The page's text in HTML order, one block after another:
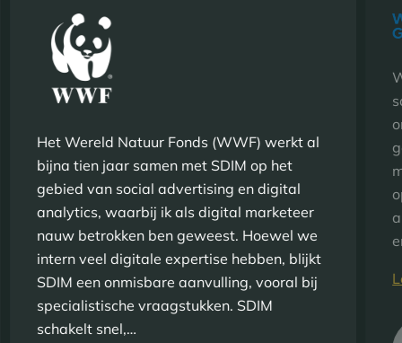
Het Wereld Natuur Fonds (WWF) werkt al
bijna tien jaar samen met SDIM op het
gebied van social advertising en digital
analytics, waarbij ik als digital marketeer
nauw betrokken ben geweest. Hoewel we
intern veel digitale expertise hebben, blijkt
SDIM een onmisbare aanvulling, vooral bij
specialistische vraagstukken. SDIM
schakelt snel,…